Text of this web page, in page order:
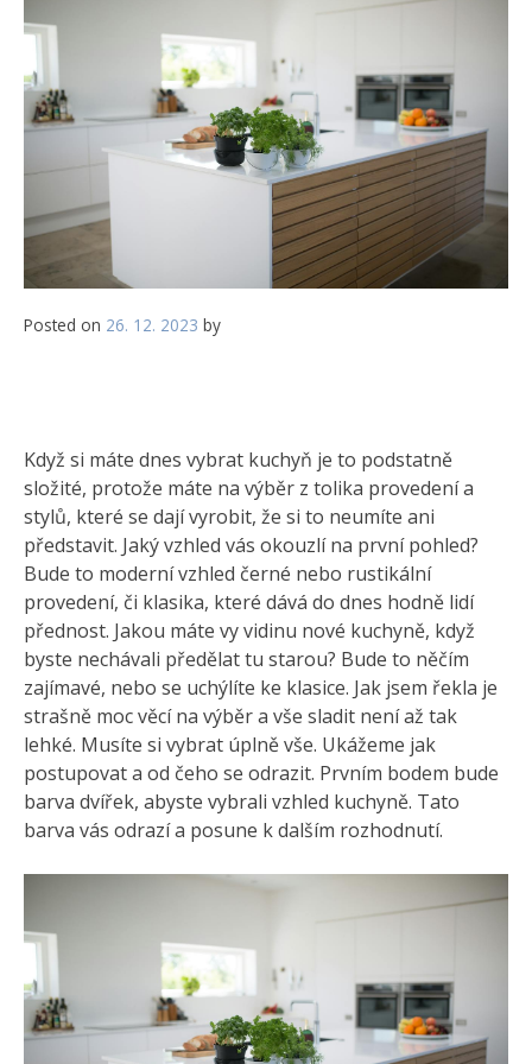
Posted on 26. 12. 2023 by
Když si máte dnes vybrat kuchyň je to podstatně
složité, protože máte na výběr z tolika provedení a
stylů, které se dají vyrobit, že si to neumíte ani
představit. Jaký vzhled vás okouzlí na první pohled?
Bude to moderní vzhled černé nebo rustikální
provedení, či klasika, které dává do dnes hodně lidí
přednost. Jakou máte vy vidinu nové kuchyně, když
byste nechávali předělat tu starou? Bude to něčím
zajímavé, nebo se uchýlíte ke klasice. Jak jsem řekla je
strašně moc věcí na výběr a vše sladit není až tak
lehké. Musíte si vybrat úplně vše. Ukážeme jak
postupovat a od čeho se odrazit. Prvním bodem bude
barva dvířek, abyste vybrali vzhled kuchyně. Tato
barva vás odrazí a posune k dalším rozhodnutí.